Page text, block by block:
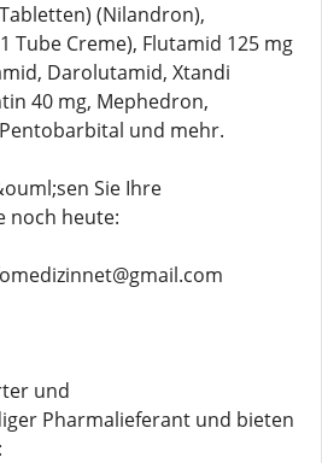
(Nilandron),
Tube Creme), Flutamid 125 mg
Darolutamid, Xtandi
40 mg, Mephedron,
und mehr.
Sie Ihre
noch heute:
und
Pharmalieferant und bieten